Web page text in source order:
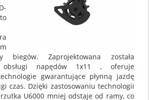
biegów. Zaprojektowana została
napędów 1x11 , oferuje
gwarantujące płynną jazdę
czas. Dzięki zastosowaniu technologii
U6000 mniej odstaje od ramy, co